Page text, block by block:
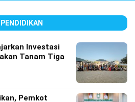
PENDIDIKAN
Investasi
Tanam Tiga
Pemkot